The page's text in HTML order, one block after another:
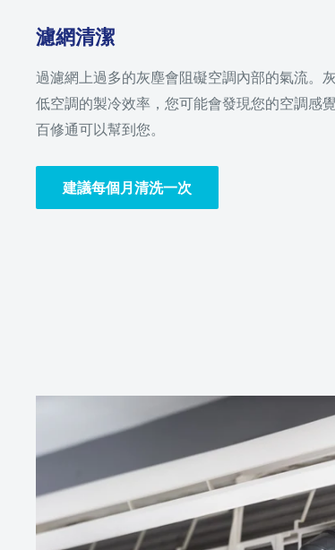
濾網清潔
過濾網上過多的灰塵會阻礙空調內部的氣流。
低空調的製冷效率，您可能會發現您的空調感
百修通可以幫到您。
建議每個月清洗一次